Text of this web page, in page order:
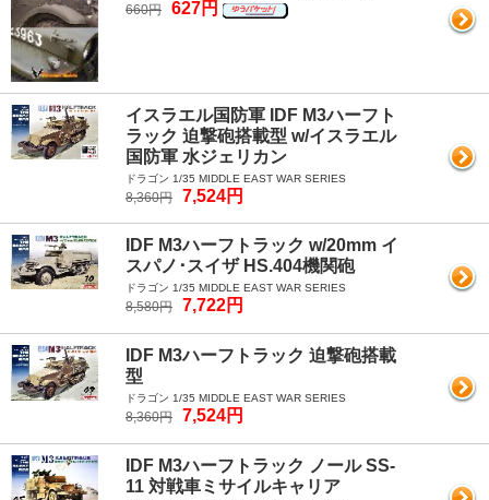
660円 627円
イスラエル国防軍 IDF M3ハーフト
ラック 迫撃砲搭載型 w/イスラエル
国防軍 水ジェリカン
ドラゴン 1/35 MIDDLE EAST WAR SERIES
8,360円 7,524円
IDF M3ハーフトラック w/20mm イ
スパノ･スイザ HS.404機関砲
ドラゴン 1/35 MIDDLE EAST WAR SERIES
8,580円 7,722円
IDF M3ハーフトラック 迫撃砲搭載
型
ドラゴン 1/35 MIDDLE EAST WAR SERIES
8,360円 7,524円
IDF M3ハーフトラック ノール SS-
11 対戦車ミサイルキャリア